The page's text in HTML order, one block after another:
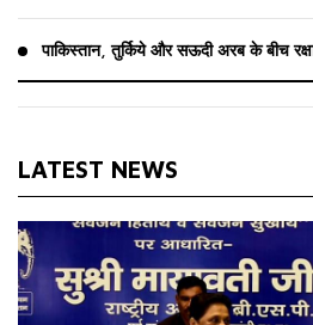
पाकिस्तान, तुर्किये और सऊदी अरब के बीच
LATEST NEWS